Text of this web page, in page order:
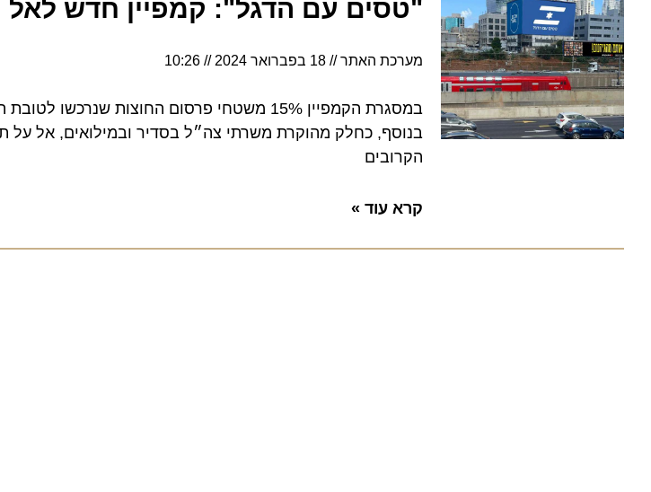
"טסים עם הדגל": קמפיין חדש לאל
מערכת האתר 18 בפברואר 2024 10:26
במסגרת הקמפיין 15% משטחי פרסום החוצות שנרכשו
בנוסף, כחלק מהוקרת משרתי צה״ל בסדיר ובמילואים, אל על
הקרובים
קרא עוד »